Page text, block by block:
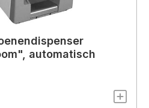
automatisch